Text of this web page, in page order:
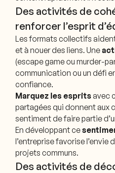
Des activités de
renforcer l’esprit
Les formats collectifs
et à nouer des liens. Une
(escape game ou murder-
communication ou un défi
confiance.
Marquez les esprits avec
partagées qui donnent aux
sentiment de faire partie
En développant ce
l’entreprise favorise l’envie
projets communs.
Des activités de